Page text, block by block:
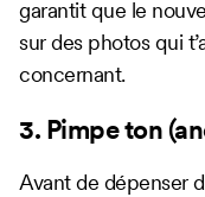
garantit que le
sur des photos qui
concernant.
3. Pimpe ton
Avant de dépenser